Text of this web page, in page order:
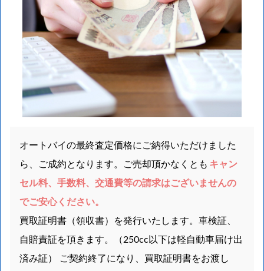
オートバイの最終査定価格にご納得いただけました
ら、ご成約となります。ご売却頂かなくとも キャン
セル料、手数料、交通費等の請求はございませんの
でご安心ください。
買取証明書（領収書）を発行いたします。車検証、
自賠責証を頂きます。（250cc以下は軽自動車届け出
済み証） ご契約終了になり、買取証明書をお渡し